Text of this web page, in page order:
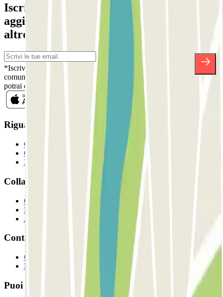
Iscriviti alla nostra Newsletter e rimani
aggiornato su sconti, concorsi e tante
altre sorprese.
*Iscrivendoti, accetti la nostra Informativa sulla Privacy per ricevere
comunicazioni commerciali da Parclick. Senza alcun impegno,
potrai disiscriverti quando vuoi direttamente dalla stessa newsletter.
Riguardo a Parclcik
Chi siamo
Come funziona?
I Nostri Parcheggi
Collaboriamo?
Collaboratori
Proprietari di parcheggio
Affiliati
Contatto
Contattaci
FAQ
Puoi utilizzare questi metodi di pagamento: